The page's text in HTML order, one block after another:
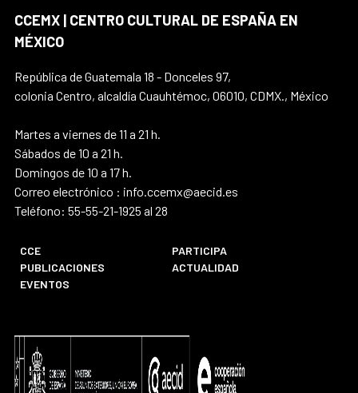
CCEMX | CENTRO CULTURAL DE ESPAÑA EN
MÉXICO
República de Guatemala 18 - Donceles 97,
colonia Centro, alcaldía Cuauhtémoc, 06010, CDMX., México
Martes a viernes de 11 a 21 h.
Sábados de 10 a 21 h.
Domingos de 10 a 17 h.
Correo electrónico : info.ccemx@aecid.es
Teléfono: 55-55-21-1925 al 28
CCE
PARTICIPA
PUBLICACIONES
ACTUALIDAD
EVENTOS